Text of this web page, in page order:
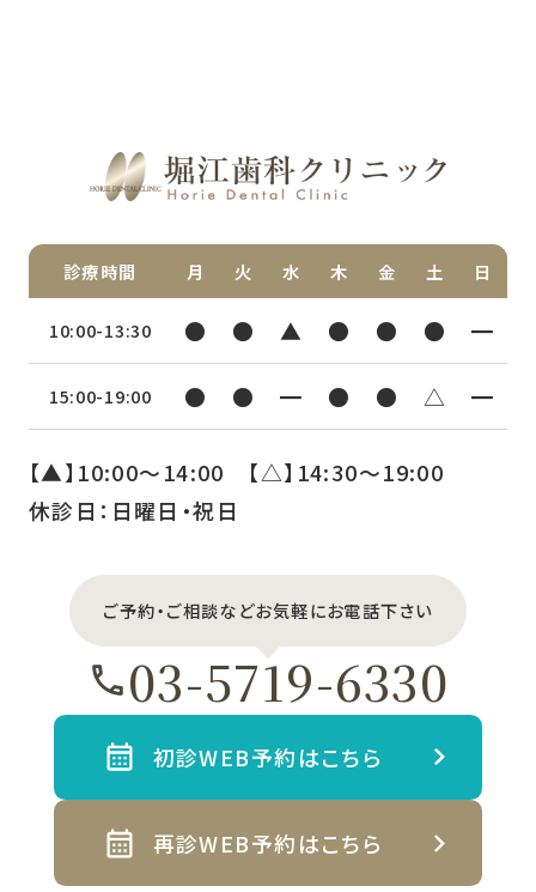
診療時間 月 火 水 木 金 土 日
10:00-13:30 ● ● ▲ ● ● ● ━
15:00-19:00 ● ● ━ ● ● △ ━
【▲】10:00〜14:00 【△】14:30〜19:00
休診日：日曜日・祝日
ご予約・ご相談などお気軽にお電話下さい
03-5719-6330
初診WEB予約はこちら
再診WEB予約はこちら